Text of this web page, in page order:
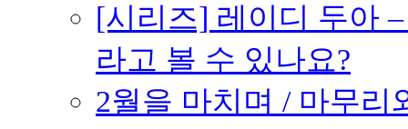
[시리즈] 레이디 두아
라고 볼 수 있나요?
2월을 마치며 / 마무리